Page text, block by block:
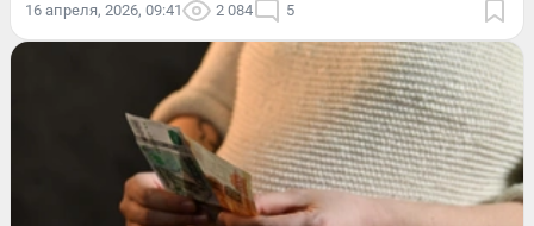
16 апреля, 2026, 09:41 2 084 5